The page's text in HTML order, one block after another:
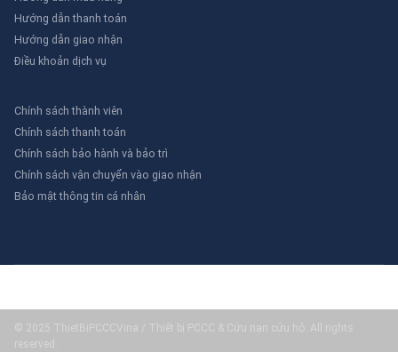
Hướng dẫn thanh toán
Hướng dẫn giao nhận
Điều khoản dịch vụ
Chính sách thành viên
Chính sách thanh toán
Chính sách bảo hành và bảo trì
Chính sách vận chuyển vào giao nhận
Bảo mật thông tin cá nhân
© 2025 ThietBiPCCCVina / Thiết bị PCCC & Cứu nạn cứu hộ. All rights
reserved.